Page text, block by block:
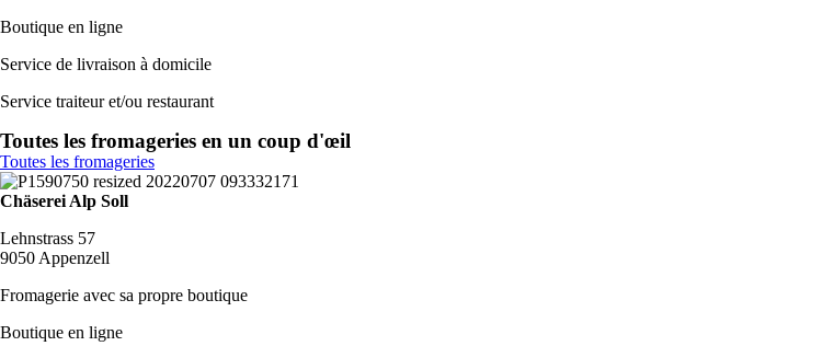
Boutique en ligne
Service de livraison à domicile
Service traiteur et/ou restaurant
Toutes les fromageries en un coup d'œil
Toutes les fromageries
Chäserei Alp Soll
Lehnstrass 57
9050 Appenzell
Fromagerie avec sa propre boutique
Boutique en ligne